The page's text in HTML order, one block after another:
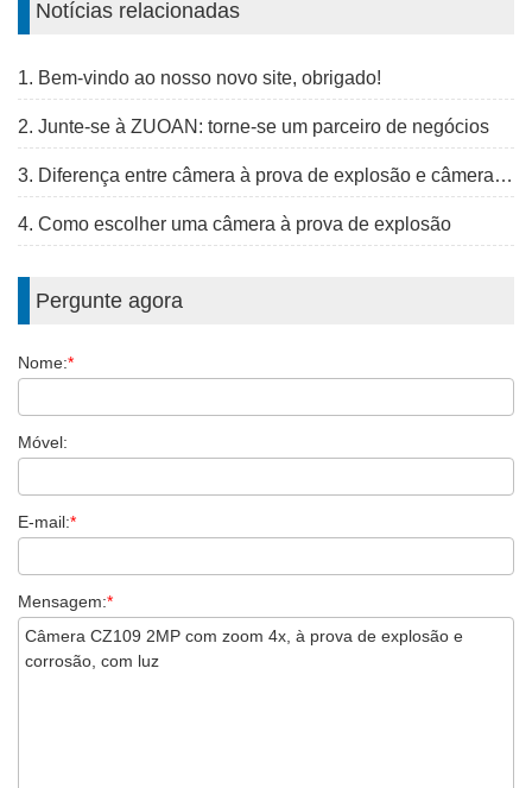
Notícias relacionadas
1. Bem-vindo ao nosso novo site, obrigado!
2. Junte-se à ZUOAN: torne-se um parceiro de negócios
3. Diferença entre câmera à prova de explosão e câmera à prova de vandalismo
4. Como escolher uma câmera à prova de explosão
Pergunte agora
Nome:*
Móvel:
E-mail:*
Mensagem:*